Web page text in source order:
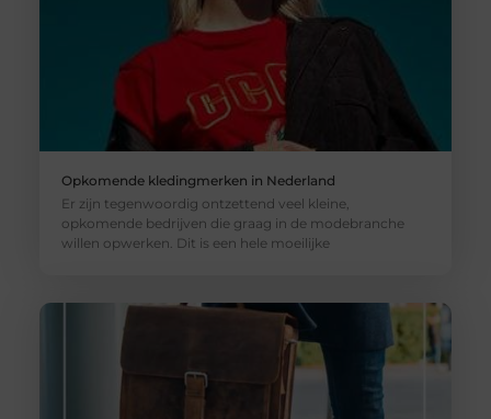
Opkomende kledingmerken in Nederland
Er zijn tegenwoordig ontzettend veel kleine,
opkomende bedrijven die graag in de modebranche
willen opwerken. Dit is een hele moeilijke